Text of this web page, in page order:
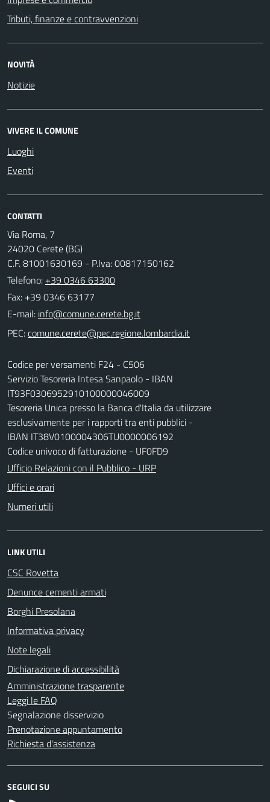
Tributi, finanze e contravvenzioni
NOVITÀ
Notizie
VIVERE IL COMUNE
Luoghi
Eventi
CONTATTI
Via Roma, 7
24020 Cerete (BG)
C.F. 81001630169 - P.Iva: 00817150162
Telefono: +39 0346 63300
Fax: +39 0346 63177
E-mail:
PEC:
Codice per versamenti F24 - C506
Servizio Tesoreria Intesa Sanpaolo - IBAN
IT93F0306952910100000046009
Tesoreria Unica presso la Banca d'Italia da utilizzare
esclusivamente per i rapporti tra enti pubblici -
IBAN IT38V0100004306TU0000006192
Codice univoco di fatturazione - UF0FD9
Ufficio Relazioni con il Pubblico - URP
Uffici e orari
Numeri utili
LINK UTILI
CSC Rovetta
Denunce cementi armati
Borghi Presolana
Informativa privacy
Note legali
Dichiarazione di accessibilità
Amministrazione trasparente
Leggi le FAQ
Segnalazione disservizio
Prenotazione appuntamento
Richiesta d'assistenza
SEGUICI SU